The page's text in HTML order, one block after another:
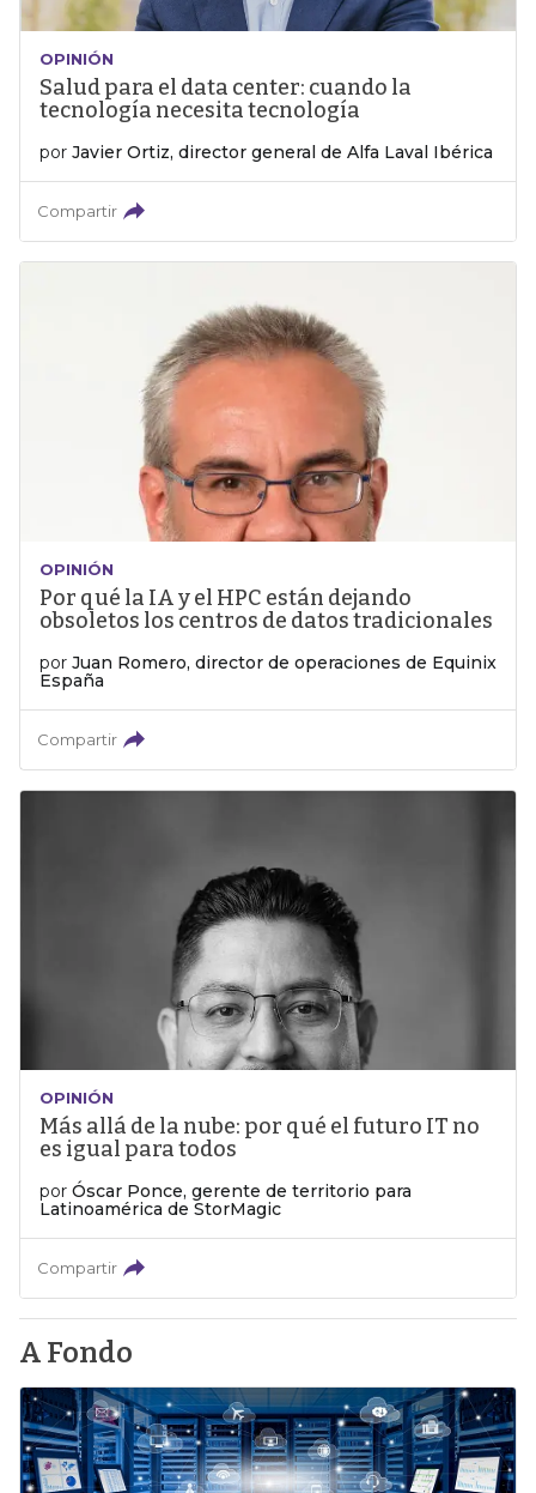
OPINIÓN
Salud para el data center: cuando la
tecnología necesita tecnología
por Javier Ortiz, director general de Alfa Laval Ibérica
Compartir
OPINIÓN
Por qué la IA y el HPC están dejando
obsoletos los centros de datos tradicionales
por Juan Romero, director de operaciones de Equinix
España
Compartir
OPINIÓN
Más allá de la nube: por qué el futuro IT no
es igual para todos
por Óscar Ponce, gerente de territorio para
Latinoamérica de StorMagic
Compartir
A Fondo